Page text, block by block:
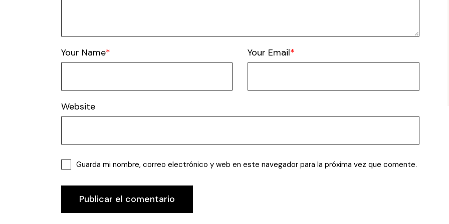
Your Name Your Email
Website
Guarda mi nombre, correo electrónico y web en este navegador para la próxima vez que comente.
Publicar el comentario